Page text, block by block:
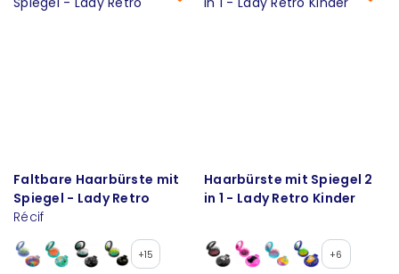
Faltbare Haarbürste mit
Spiegel - Lady Retro
Récif
+15
Haarbürste mit Spiegel 2
in 1 - Lady Retro Kinder
+6